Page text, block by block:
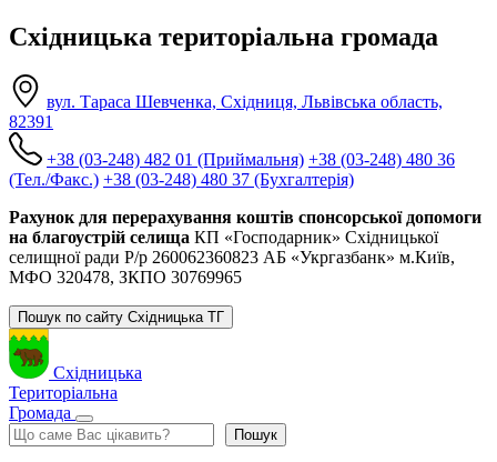
Східницька територіальна громада
вул. Тараса Шевченка, Східниця, Львівська область,
82391
+38 (03-248) 482 01 (Приймальня) +38 (03-248) 480 36
(Тел./Факс.) +38 (03-248) 480 37 (Бухгалтерія)
Рахунок для перерахування коштів спонсорської допомоги
на благоустрій селища КП «Господарник» Східницької
селищної ради Р/р 260062360823 АБ «Укргазбанк» м.Київ,
МФО 320478, ЗКПО 30769965
Пошук по сайту Східницька ТГ
Східницька
Територіальна
Громада
Пошук
Пошук